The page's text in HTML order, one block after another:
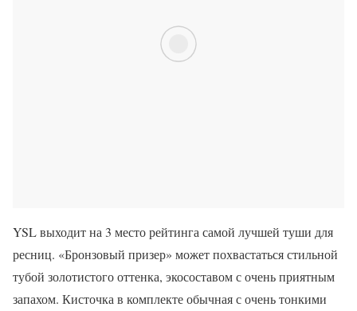
YSL выходит на 3 место рейтинга самой лучшей туши для
ресниц. «Бронзовый призер» может похвастаться стильной
тубой золотистого оттенка, экосоставом с очень приятным
запахом. Кисточка в комплекте обычная с очень тонкими